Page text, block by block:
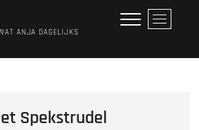
ANJA DAGELIJKS
M
e
Spekstrudel